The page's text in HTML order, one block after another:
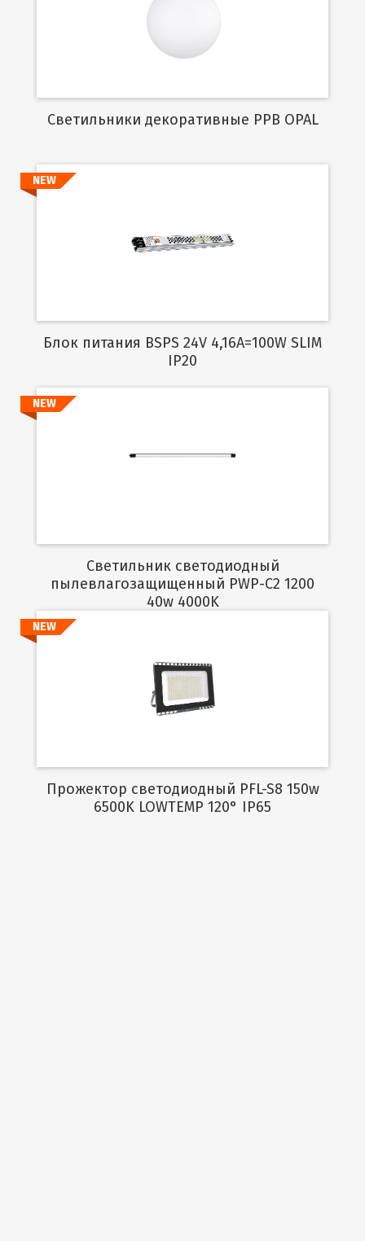
Cветильники декоративные PPB OPAL
Подробнее
NEW
Блок питания BSPS 24V 4,16A=100W SLIM
IP20
NEW
Светильник светодиодный
пылевлагозащищенный PWP-C2 1200
40w 4000K
Подробнее
NEW
Прожектор светодиодный PFL-S8 150w
6500K LOWTEMP 120° IP65